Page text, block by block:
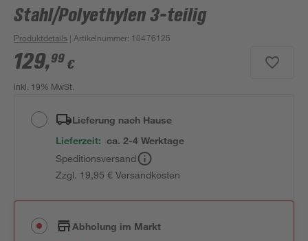
Stahl/Polyethylen 3-teilig
Produktdetails | Artikelnummer: 10476125
129,99 €
inkl. 19% MwSt.
Lieferung nach Hause
Lieferzeit: ca. 2-4 Werktage
Speditionsversand
Zzgl. 19,95 € Versandkosten
Abholung im Markt